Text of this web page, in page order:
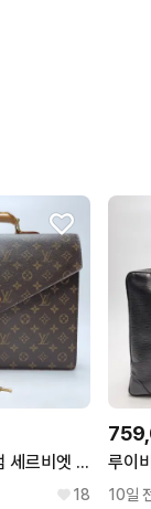
루이비통 모노그램 세르비엣 서류가방 남녀공용(최상급, 브리프케이스)
18 10일